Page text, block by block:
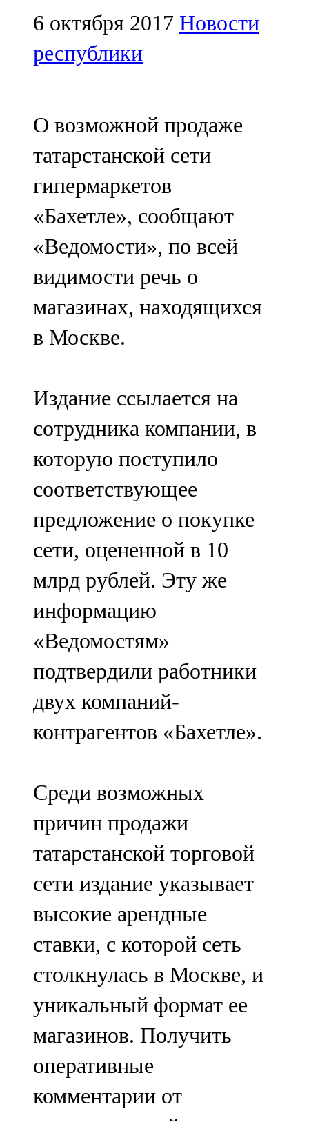
Кама тамагы
71,51 FM
Кукмара
Лениногорский
102,1 FM
Мамадыш
106,2 FM
Минзәлә
107,3 FM
Мөслим
100,0 FM
104,7 FM
Олы Әтнә
71,42 FM
Сарман
107,8 FM
Теләче
106,1 FM
Түбән Кама
102,6 FM
Чирмешән
107,7 FM
Чистай
Чүпрәле
91,0 FM
Шәмәрдән
102,3 FM
Яңа чишмә
107,0 FM
Яр Чаллы
105,5 FM
6 октября 2017 Новости
республики
О возможной продаже
татарстанской сети
гипермаркетов
«Бахетле», сообщают
«Ведомости», по всей
видимости речь о
магазинах, находящихся
в Москве.
Издание ссылается на
сотрудника компании, в
которую поступило
соответствующее
предложение о покупке
сети, оцененной в 10
млрд рублей. Эту же
информацию
«Ведомостям»
подтвердили работники
двух компаний-
контрагентов «Бахетле».
Среди возможных
причин продажи
татарстанской торговой
сети издание указывает
высокие арендные
ставки, с которой сеть
столкнулась в Москве, и
уникальный формат ее
магазинов. Получить
оперативные
комментарии от